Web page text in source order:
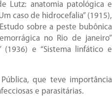
Lutz: anatomia patológica e
caso de hidrocefalia” (1915),
sobre a peste bubônica
no Rio de janeiro”
(1936) e “Sistema linfático e
que teve importância
e parasitárias.